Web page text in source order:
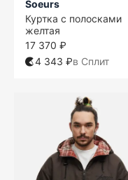
Soeurs
Куртка с полосками
желтая
17 370 ₽
4 343 ₽в Сплит